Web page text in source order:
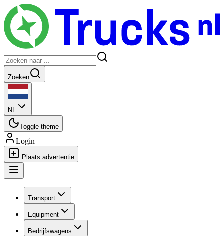
Zoeken
NL
Toggle theme
Login
Plaats advertentie
Transport
Equipment
Bedrijfswagens